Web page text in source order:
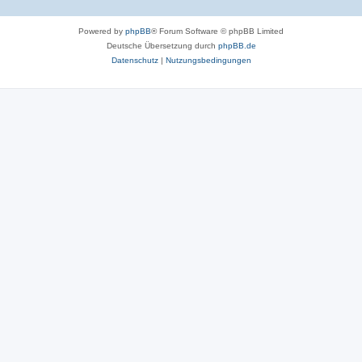
Powered by phpBB® Forum Software © phpBB Limited
Deutsche Übersetzung durch phpBB.de
Datenschutz| Nutzungsbedingungen